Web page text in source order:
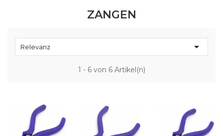
ZANGEN
Relevanz 
1 - 6 von 6 Artikel(n)